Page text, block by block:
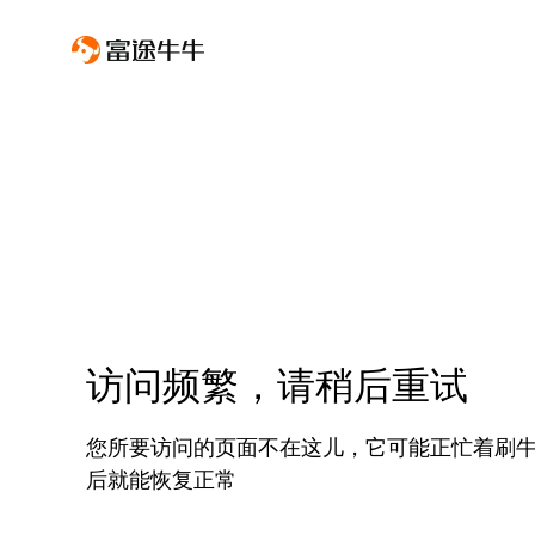
访问频繁，请稍后重试
您所要访问的页面不在这儿，它可能正忙着刷
后就能恢复正常